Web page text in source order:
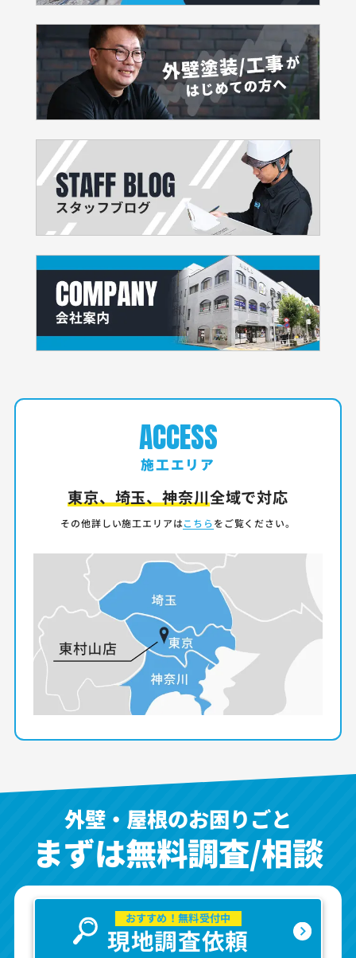
ACCESS
施工エリア
東京、埼玉、神奈川全域で対応
その他詳しい施工エリアはこちらをご覧ください。
外壁・屋根のお困りごと
まずは無料調査/相談
おすすめ！無料受付中
現地調査依頼